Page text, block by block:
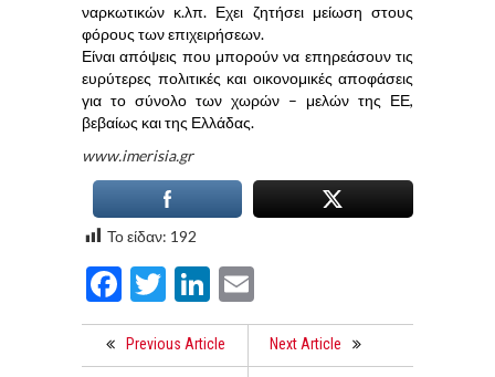
ναρκωτικών κ.λπ. Εχει ζητήσει μείωση στους
φόρους των επιχειρήσεων.
Είναι απόψεις που μπορούν να επηρεάσουν τις
ευρύτερες πολιτικές και οικονομικές αποφάσεις
για το σύνολο των χωρών – μελών της ΕΕ,
βεβαίως και της Ελλάδας.
www.imerisia.gr
Το είδαν: 192
Facebook
TwitterLinkedIn
Previous Article Next Article